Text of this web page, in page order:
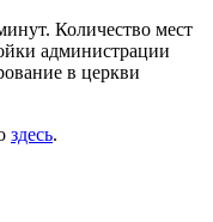
Количество мест
администрации
в церкви
здесь.